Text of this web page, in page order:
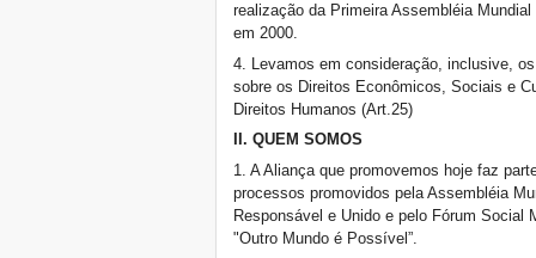
realização da Primeira Assembléia
em 2000.
4. Levamos em consideração, inclusive,
sobre os Direitos Econômicos, Sociais e
Direitos Humanos (Art.25)
II. QUEM SOMOS
1. A Aliança que promovemos hoje faz
processos promovidos pela Assembléia
Responsável e Unido e pelo Fórum Social
"Outro Mundo é Possível”.